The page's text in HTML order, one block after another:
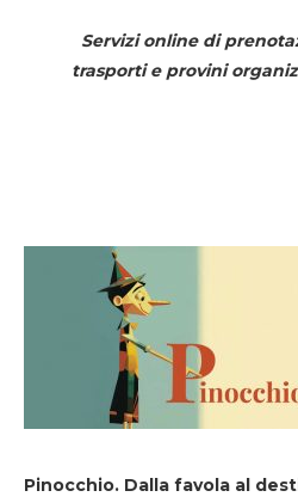
Servizi online di
trasporti e provini
Pinocchio. Dalla favola al